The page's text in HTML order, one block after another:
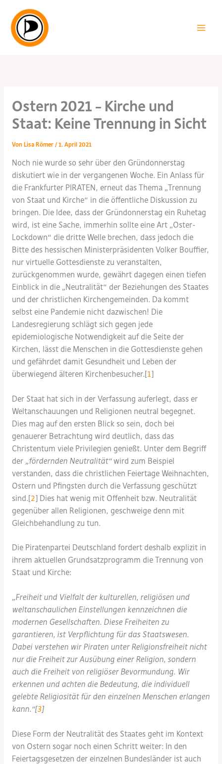
Inhalt
springen
Ostern 2021 – Kirche und
Staat: Keine Trennung in Sicht
Von Lisa Römer / 1. April 2021
Noch nie wurde so sehr über den Gründonnerstag
diskutiert wie in der vergangenen Woche. Ein Anlass für
die Frankfurter PIRATEN, erneut das Thema „Trennung
von Staat und Kirche“ in die öffentliche Diskussion zu
bringen. Die Idee, dass der Gründonnerstag ein Ruhetag
wird, ist eine Sache, immerhin sollte eine Art „Oster-
Lockdown“ die dritte Welle brechen, dass jedoch die
Bitte des hessischen Ministerpräsidenten Volker Bouffier,
nur virtuelle Gottesdienste zu veranstalten,
zurückgenommen wurde, gewährt dagegen einen tiefen
Einblick in die „Neutralität“ der Beziehungen des Staates
und der christlichen Kirchengemeinden. Da kommt
selbst eine Pandemie nicht dazwischen! Die
Landesregierung schlägt sich gegen jede
epidemiologische Notwendigkeit auf die Seite der
Kirchen, lässt die Menschen in die Gottesdienste gehen
und gefährdet damit Gesundheit und Leben der
überwiegend älteren Kirchenbesucher.[1]
Der Staat hat sich in der Verfassung auferlegt, dass er
Weltanschauungen und Religionen neutral begegnet.
Dies mag auf den ersten Blick so sein, doch bei
genauerer Betrachtung wird deutlich, dass das
Christentum viele Privilegien genießt. Unter dem Begriff
der „fördernden Neutralität“wird zum Beispiel
verstanden, dass die christlichen Feiertage Weihnachten,
Ostern und Pfingsten durch die Verfassung geschützt
sind.[2] Dies hat wenig mit Offenheit bzw. Neutralität
gegenüber allen Religionen, geschweige denn mit
Gleichbehandlung zu tun.
Die Piratenpartei Deutschland fordert deshalb explizit in
ihrem aktuellen Grundsatzprogramm die Trennung von
Staat und Kirche:
„Freiheit und Vielfalt der kulturellen, religiösen und
weltanschaulichen Einstellungen kennzeichnen die
modernen Gesellschaften. Diese Freiheiten zu
garantieren, ist Verpflichtung für das Staatswesen.
Dabei verstehen wir Piraten unter Religionsfreiheit nicht
nur die Freiheit zur Ausübung einer Religion, sondern
auch die Freiheit von religiöser Bevormundung. Wir
erkennen und achten die Bedeutung, die individuell
gelebte Religiosität für den einzelnen Menschen erlangen
kann.“[3]
Diese Form der Neutralität des Staates geht im Kontext
von Ostern sogar noch einen Schritt weiter: In den
Feiertagsgesetzen der einzelnen Bundesländer ist auch